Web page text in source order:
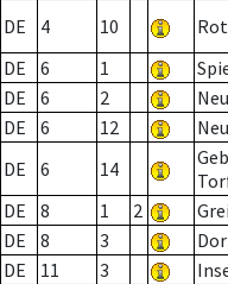
DE
4 10
DE
6 1
DE
6 2
DE
6 12
DE
6 14
DE
8 1 2
DE
8 3
DE
11 3